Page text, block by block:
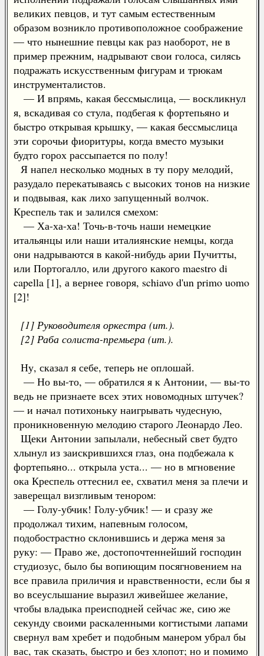
великих певцов, и тут самым естественным
образом возникло противоположное соображение
— что нынешние певцы как раз наоборот, не в
пример прежним, надрывают свои голоса, силясь
подражать искусственным фигурам и трюкам
инструменталистов.
— И впрямь, какая бессмыслица, — воскликнул
я, вскадивая со стула, подбегая к фортепьяно и
быстро открывая крышку, — какая бессмыслица
эти сорочьи фиоритуры, когда вместо музыки
будто горох рассыпается по полу!
Я напел несколько модных в ту пору мелодий,
разудало перекатываясь с высоких тонов на низкие
и подвывая, как лихо запущенный волчок.
Креспель так и залился смехом:
— Ха-ха-ха! Точь-в-точь наши немецкие
итальянцы или наши италиянские немцы, когда
они надрываются в какой-нибудь арии Пучитты,
или Портогалло, или другого какого maestro di
capella [1], а вернее говоря, schiavo d'un primo uomo
[2]!
[1] Руководителя оркестра (ит.).
[2] Раба солиста-премьера (ит.).
Ну, сказал я себе, теперь не оплошай.
— Но вы-то, — обратился я к Антонии, — вы-то
ведь не признаете всех этих новомодных штучек?
— и начал потихоньку наигрывать чудесную,
проникновенную мелодию старого Леонардо Лео.
Щеки Антонии запылали, небесный свет будто
хлынул из заискрившихся глаз, она подбежала к
фортепьяно... открыла уста... — но в мгновение
ока Креспель оттеснил ее, схватил меня за плечи и
заверещал визгливым тенором:
— Голу-убчик! Голу-убчик! — и сразу же
продолжал тихим, напевным голосом,
подобострастно склонившись и держа меня за
руку: — Право же, достопочтеннейший господин
студиозус, было бы вопиющим посягновением на
все правила приличия и нравственности, если бы я
во всеуслышание выразил живейшее желание,
чтобы владыка преисподней сейчас же, сию же
секунду своими раскаленными когтистыми лапами
свернул вам хребет и подобным манером убрал бы
вас, так сказать, быстро и без хлопот; но и помимо